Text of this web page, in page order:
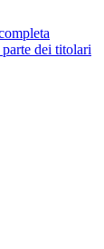
dei titolari